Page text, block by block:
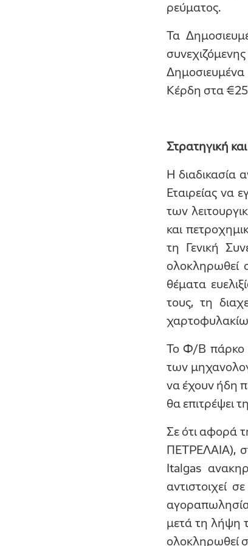
ρεύματος.
Τα
Δημοσιευμένα
Κέρδη στα
Στρατηγική και
Η διαδικασία
Εταιρείας να
των
και
τη Γενική
ολοκληρωθεί
θέματα
τους, τη
Το Φ/Β πάρκο
των
να έχουν ήδη
θα επιτρέψει
Σε ότι αφορά
ΠΕΤΡΕΛΑΙΑ),
Italgas
αντιστοιχεί
μετά τη λήψη
ολοκληρωθεί